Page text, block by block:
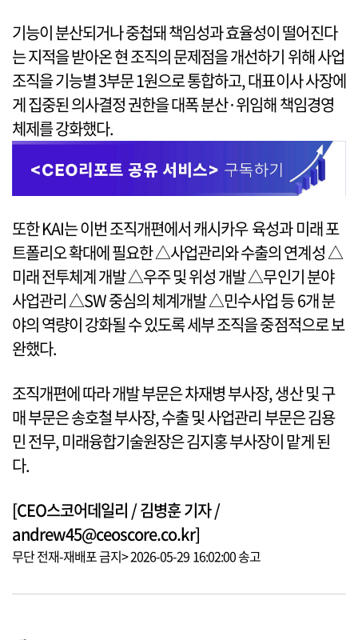
기능이 분산되거나 중첩돼 책임성과 효율성이 떨어진다
는 지적을 받아온 현 조직의 문제점을 개선하기 위해 사업
조직을 기능별 3부문 1원으로 통합하고, 대표이사 사장에
게 집중된 의사결정 권한을 대폭 분산·위임해 책임경영
체제를 강화했다.
또한 KAI는 이번 조직개편에서 캐시카우 육성과 미래 포
트폴리오 확대에 필요한 △사업관리와 수출의 연계성 △
미래 전투체계 개발 △우주 및 위성 개발 △무인기 분야
사업관리 △SW 중심의 체계개발 △민수사업 등 6개 분
야의 역량이 강화될 수 있도록 세부 조직을 중점적으로 보
완했다.
조직개편에 따라 개발 부문은 차재병 부사장, 생산 및 구
매 부문은 송호철 부사장, 수출 및 사업관리 부문은 김용
민 전무, 미래융합기술원장은 김지홍 부사장이 맡게 된
다.
[CEO스코어데일리 / 김병훈 기자 /
andrew45@ceoscore.co.kr]
무단 전재-재배포 금지> 2026-05-29 16:02:00 송고